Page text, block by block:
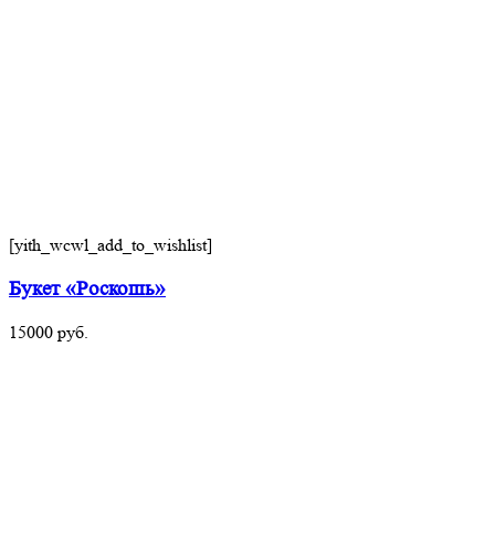
[yith_wcwl_add_to_wishlist]
Букет «Роскошь»
15000 руб.